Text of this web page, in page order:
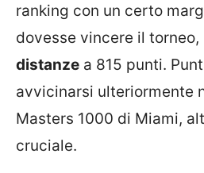
ranking con un certo
dovesse vincere il torneo,
distanze a 815 punti.
avvicinarsi ulteriormente
Masters 1000 di Miami,
cruciale.